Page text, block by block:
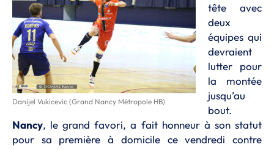
Danijel Vukicevic (Grand Nancy Métropole HB)
tête avec
deux
équipes qui
devraient
lutter pour
la montée
jusqu’au
bout.
Nancy, le grand favori, a fait honneur à son statut
pour sa première à domicile ce vendredi contre